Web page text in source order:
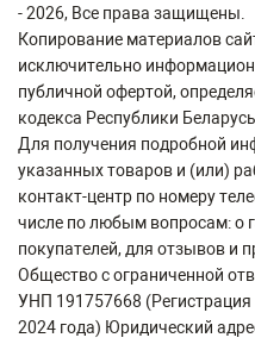
- 2026, Все права защищены.
Копирование материалов
исключительно
публичной офертой,
кодекса Республики Беларусь.
Для получения подробной
указанных товаров и (или)
контакт-центр по номеру
числе по любым вопросам: о
покупателей, для отзывов и
Общество с ограниченной
УНП 191757668
2024 года) Юридический